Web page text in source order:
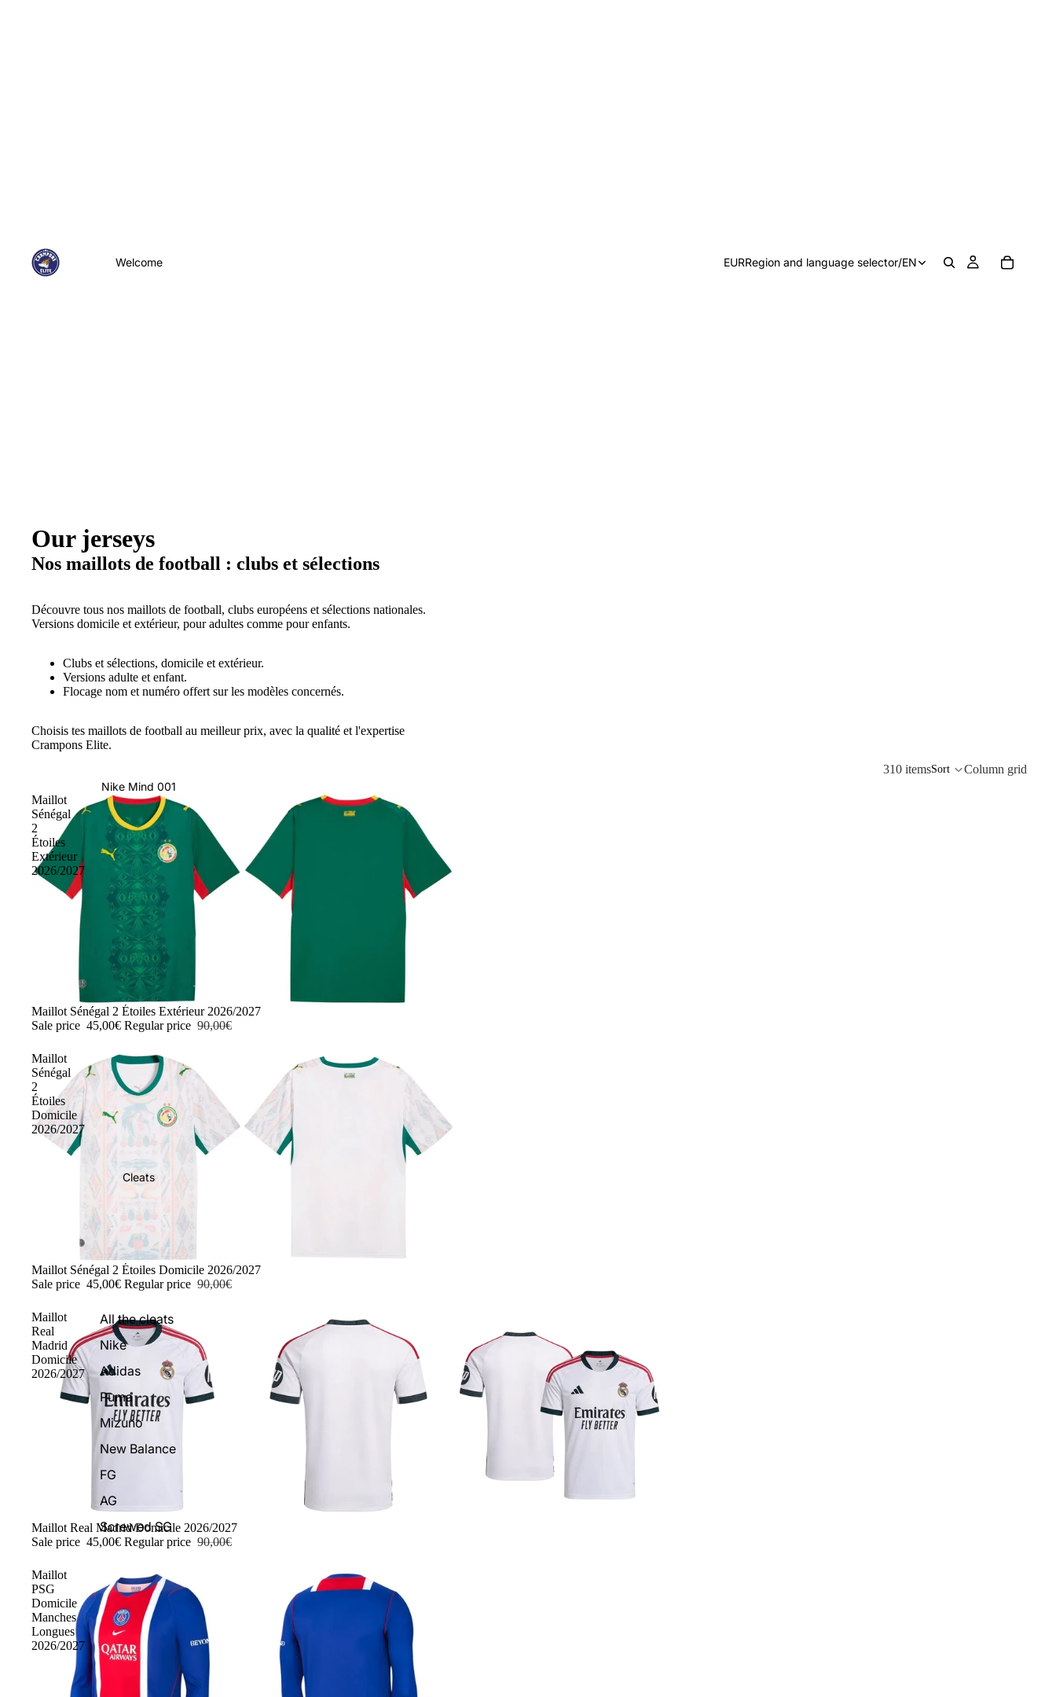
Welcome
Nike Mind 001
Cleats
All the cleats
Nike
Adidas
Puma
Mizuno
New Balance
FG
AG
Screwed SG
EURRegion and language selector/EN
Our jerseys
Nos maillots de football : clubs et sélections
Découvre tous nos maillots de football, clubs européens et sélections nationales.
Versions domicile et extérieur, pour adultes comme pour enfants.
Clubs et sélections, domicile et extérieur.
Versions adulte et enfant.
Flocage nom et numéro offert sur les modèles concernés.
Choisis tes maillots de football au meilleur prix, avec la qualité et l'expertise
Crampons Elite.
310 itemsSort Column grid
Maillot
Sénégal
2
Étoiles
Extérieur
2026/2027
-50%
Maillot Sénégal 2 Étoiles Extérieur 2026/2027
Sale price 45,00€ Regular price 90,00€
Maillot
Sénégal
2
Étoiles
Domicile
2026/2027
-50%
Maillot Sénégal 2 Étoiles Domicile 2026/2027
Sale price 45,00€ Regular price 90,00€
Maillot
Real
Madrid
Domicile
2026/2027
-50%
Maillot Real Madrid Domicile 2026/2027
Sale price 45,00€ Regular price 90,00€
Maillot
PSG
Domicile
Manches
Longues
2026/2027